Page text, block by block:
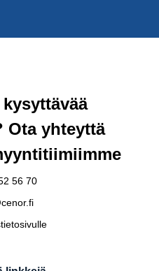
Ota yhteyttä
56 70